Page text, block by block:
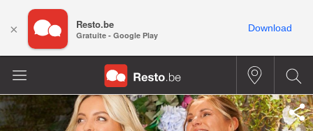
× Resto.be
Gratuite - Google Play
Download